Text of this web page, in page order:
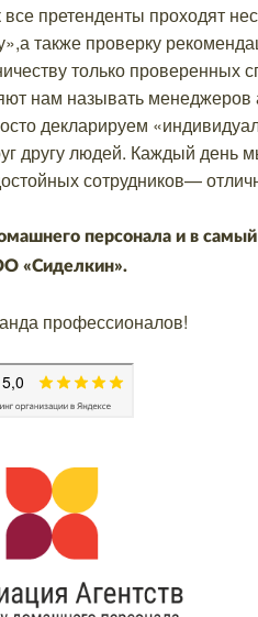
претенденты проходят
также проверку
только
нам называть
декларируем
другу людей. Каждый день
сотрудников—
персонала и в
«Сиделкин».
профессионалов!